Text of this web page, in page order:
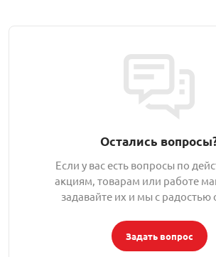
Остались
Если у вас есть вопросы по
акциям, товарам или работе
задавайте их и мы с радостью
Задать вопрос